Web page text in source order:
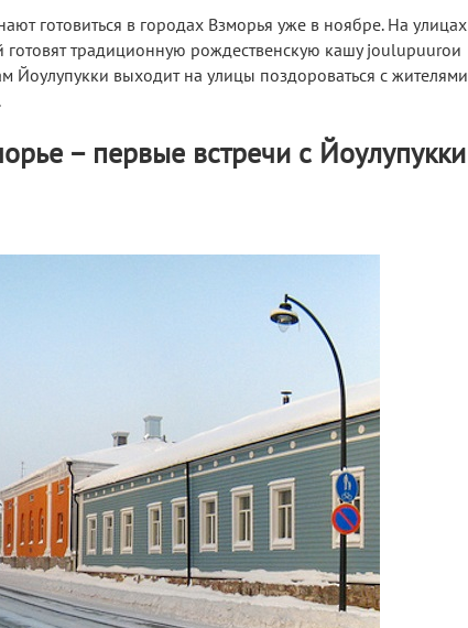
готовиться в городах Взморья уже в ноябре. На улицах
готовят традиционную рождественскую кашу joulupuuroи
Йоулупукки выходит на улицы поздороваться с жителями
– первые встречи с Йоулупукки